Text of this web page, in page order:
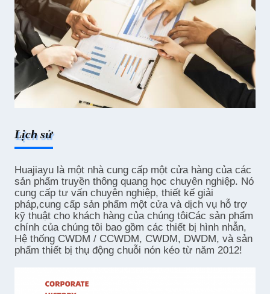
Lịch sử
Huajiayu là một nhà cung cấp một cửa hàng của các
sản phẩm truyền thông quang học chuyên nghiệp. Nó
cung cấp tư vấn chuyên nghiệp, thiết kế giải
pháp,cung cấp sản phẩm một cửa và dịch vụ hỗ trợ
kỹ thuật cho khách hàng của chúng tôiCác sản phẩm
chính của chúng tôi bao gồm các thiết bị hình nhẫn,
Hệ thống CWDM / CCWDM, CWDM, DWDM, và sản
phẩm thiết bị thụ động chuỗi nón kéo từ năm 2012!